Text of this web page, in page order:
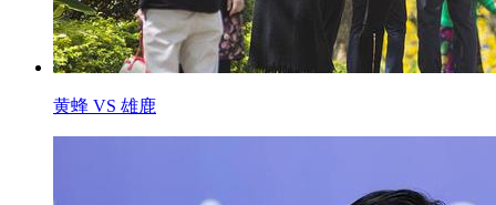
黄蜂 VS 雄鹿